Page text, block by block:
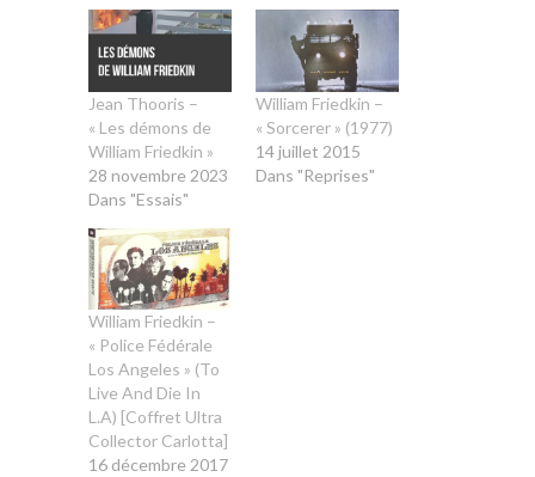
Jean Thooris –
« Les démons de
William Friedkin »
28 novembre 2023
Dans "Essais"
William Friedkin –
« Sorcerer » (1977)
14 juillet 2015
Dans "Reprises"
William Friedkin –
« Police Fédérale
Los Angeles » (To
Live And Die In
L.A) [Coffret Ultra
Collector Carlotta]
16 décembre 2017